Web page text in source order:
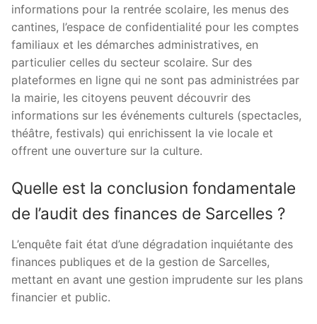
informations pour la rentrée scolaire, les menus des
cantines, l’espace de confidentialité pour les comptes
familiaux et les démarches administratives, en
particulier celles du secteur scolaire. Sur des
plateformes en ligne qui ne sont pas administrées par
la mairie, les citoyens peuvent découvrir des
informations sur les événements culturels (spectacles,
théâtre, festivals) qui enrichissent la vie locale et
offrent une ouverture sur la culture.
Quelle est la conclusion fondamentale
de l’audit des finances de Sarcelles ?
L’enquête fait état d’une dégradation inquiétante des
finances publiques et de la gestion de Sarcelles,
mettant en avant une gestion imprudente sur les plans
financier et public.